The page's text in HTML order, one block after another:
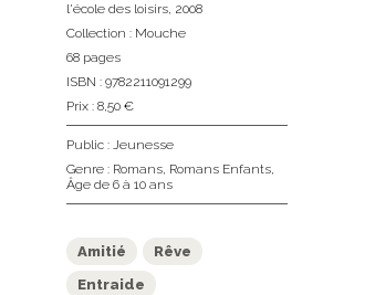
l'école des loisirs, 2008
Collection : Mouche
68 pages
ISBN : 9782211091299
Prix : 8,50 €
Public : Jeunesse
Genre : Romans, Romans Enfants,
Âge de 6 à 10 ans
Amitié
Rêve
Entraide